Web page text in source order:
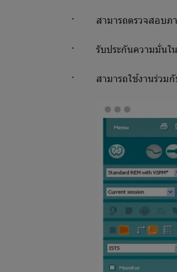
· สามารถตรวจสอบภา
· รับประกันความมั่นใน
· สามารถใช้งานร่วมกับ